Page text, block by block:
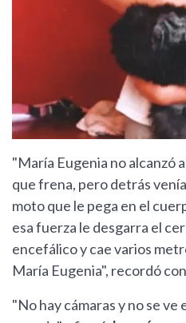
"María Eugenia no alcanzó
que frena, pero detrás
moto que le pega en el
esa fuerza le desgarra el
encefálico y cae varios
María Eugenia", recordó
"No hay cámaras y no se